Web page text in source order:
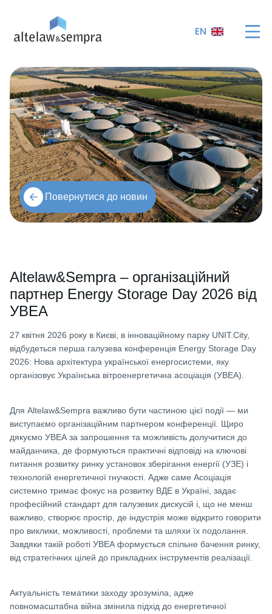
EN
Повернутися до новин
Altelaw&Sempra – організаційний
партнер Energy Storage Day 2026 від
УВЕА
27 квітня 2026 року в Києві, в інноваційному парку UNIT.City,
відбудеться перша галузева конференція Energy Storage Day
2026: Нова архітектура української енергосистеми, яку
організовує Українська вітроенергетична асоціація (УВЕА).
Для Altelaw&Sempra важливо бути частиною цієї події — ми
виступаємо організаційним партнером конференції. Щиро
дякуємо УВЕА за запрошення та можливість долучитися до
майданчика, де формуються практичні відповіді на ключові
питання розвитку ринку установок зберігання енергії (УЗЕ) і
технологій енергетичної гнучкості. Адже саме Асоціація
системно тримає фокус на розвитку ВДЕ в Україні, задає
професійний стандарт для галузевих дискусій і, що не менш
важливо, створює простір, де індустрія може відкрито говорити
про виклики, можливості, проблеми та шляхи їх подолання.
Завдяки такій роботі УВЕА формується спільне бачення ринку,
від стратегічних цілей до прикладних інструментів реалізації.
Актуальність тематики заходу зрозуміла, адже
повномасштабна війна змінила підхід до енергетичної